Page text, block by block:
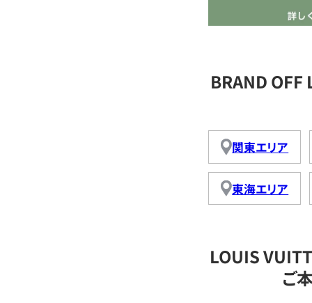
BRAND
関東エリア
東海エリア
LOUIS
ご